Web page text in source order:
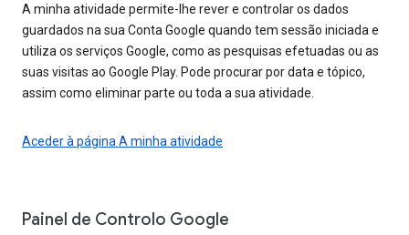
A minha atividade permite-lhe rever e controlar os dados
guardados na sua Conta Google quando tem sessão iniciada e
utiliza os serviços Google, como as pesquisas efetuadas ou as
suas visitas ao Google Play. Pode procurar por data e tópico,
assim como eliminar parte ou toda a sua atividade.
Aceder à página A minha atividade
Painel de Controlo Google